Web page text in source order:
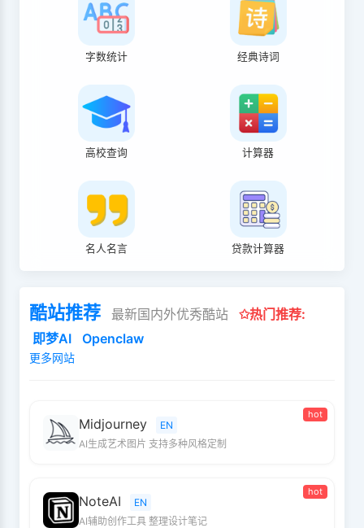
字数统计 经典诗词
高校查询 计算器
名人名言 贷款计算器
酷站推荐 最新国内外优秀酷站
✩热门推荐:
即梦AI
Openclaw
更多网站
hot
Midjourney
EN
AI生成艺术图片 支持多种风格定制
hot
NoteAI
EN
AI辅助创作工具 整理设计笔记